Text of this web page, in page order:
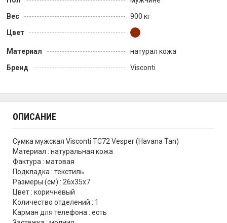
Вес
900 кг
Цвет
Материал
натурал кожа
Бренд
Visconti
ОПИСАНИЕ
Сумка мужская Visconti TC72 Vesper (Havana Tan)
Материал : натуральная кожа
Фактура : матовая
Подкладка : текстиль
Размеры (см) : 26х35х7
Цвет : коричневый
Количество отделений : 1
Карман для телефона : есть